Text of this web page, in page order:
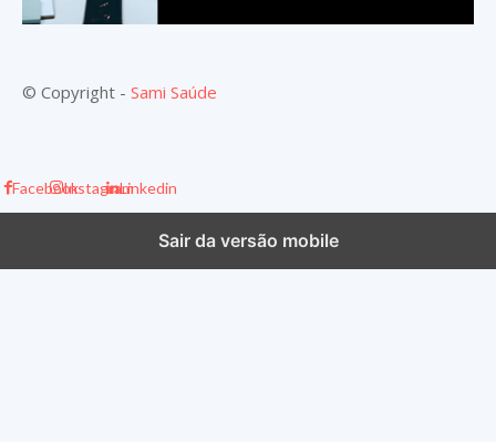
© Copyright - Sami Saúde
FacebookInstagramLinkedin
Sair da versão mobile